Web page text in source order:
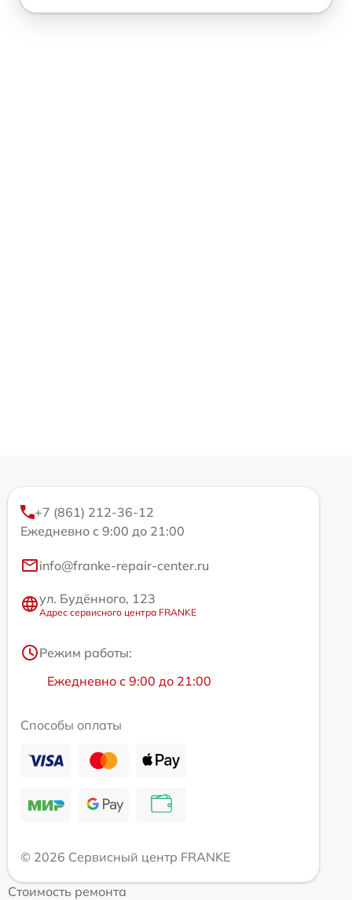
+7 (861) 212-36-12
Ежедневно с 9:00 до 21:00
info@franke-repair-center.ru
ул. Будённого, 123
Адрес сервисного центра FRANKE
Режим работы:
Ежедневно с 9:00 до 21:00
Способы оплаты
© 2026 Сервисный центр FRANKE
Стоимость ремонта